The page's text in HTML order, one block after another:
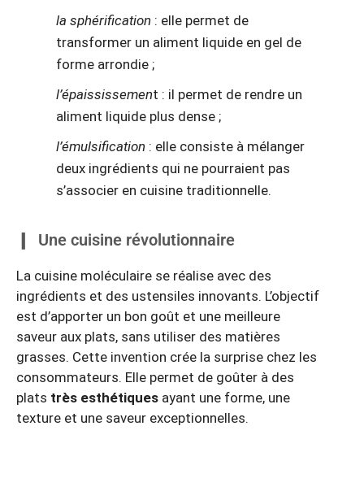
la sphérification : elle permet de
transformer un aliment liquide en gel de
forme arrondie ;
l’épaississement : il permet de rendre un
aliment liquide plus dense ;
l’émulsification : elle consiste à mélanger
deux ingrédients qui ne pourraient pas
s’associer en cuisine traditionnelle.
Une cuisine révolutionnaire
La cuisine moléculaire se réalise avec des
ingrédients et des ustensiles innovants. L’objectif
est d’apporter un bon goût et une meilleure
saveur aux plats, sans utiliser des matières
grasses. Cette invention crée la surprise chez les
consommateurs. Elle permet de goûter à des
plats très esthétiques ayant une forme, une
texture et une saveur exceptionnelles.